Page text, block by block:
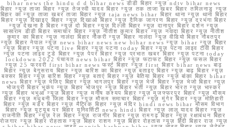
bihar news the hindu d d bihar news डीडी बिहार न्यूज़ ndtv bihar news
बिहार न्यूज़ ताजा बिहार न्यूज़ तेजस्वी यादव बिहार न्यूज़ तक ताजा खबर बिहार तमिलनाडु न्यूज़
बिहार का न्यूज़ ताजा खबर ताजा बिहार न्यूज़ taja news bihar बिहार थाना न्यूज़ थाना बिहार
बिहार न्यूज़ दिखाइए बिहार न्यूज़ दिखाओ बिहार न्यूज़ दैनिक जागरण बिहार न्यूज़ दरभंगा बिहार
न्यूज़ देखना है बिहार न्यूज़ दो बिहार न्यूज़ दिल्ली बिहार न्यूज़ दानापुर बिहार दर्शन न्यूज़
सासाराम डीडी बिहार समाचार बिहार न्यूज़ नीतीश कुमार बिहार न्यूज़ नवादा बिहार न्यूज़ नीतीश
कुमार का बिहार न्यूज़ नालंदा बिहार नौकरी न्यूज़ बिहार नालंदा न्यूज़ वीडियो बिहार नौबतपुर
न्यूज़ बिहार नेपाल न्यूज़ news bihar news new bihar news न्यूज़ bihar न्यूज़ बिहार
न्यूज़ बिहार न्यूज़ पटना live बिहार न्यूज़ पटना today बिहार न्यूज़ पटना लाइव टीवी बिहार
न्यूज़ पटना लाइव टुडे बिहार न्यूज़ पेपर बिहार न्यूज़ प्रभात खबर बिहार न्यूज़ पटना today
lockdown 2022 पंचायत news bihar बिहार न्यूज़ फटाफट बिहार न्यूज़ फसल बिहार
न्यूज़ 25 फरवरी first bihar news फर्स्ट बिहार न्यूज़ first बिहार bihar news बाढ़
बिहार न्यूज़ बेगूसराय बिहार न्यूज़ बारिश का बिहार न्यूज़ बताइए बिहार न्यूज़ बाढ़ बिहार न्यूज़
बक्सर बिहार न्यूज़ बारिश बिहार न्यूज़ बताएं बिहार न्यूज़ बेतिया बिहार न्यूज़ बांका बिहार bihar
news बिहार न्यूज़ भेजिए बिहार न्यूज़ भागलपुर बिहार न्यूज़ भेजें बिहार न्यूज़ भेजो बिहार न्यूज़
भोजपुरी बिहार भूकंप न्यूज़ बिहार भोजपुर न्यूज़ बिहार भर्ती न्यूज़ बिहार भारत न्यूज़ भास्कर
न्यूज़ बिहार भभुआ न्यूज़ बिहार न्यूज़ मनीष कश्यप बिहार न्यूज़ मुजफ्फरपुर बिहार न्यूज़ मौसम
बिहार न्यूज़ मधुबनी जिला बिहार न्यूज़ मौसम समाचार बिहार न्यूज़ मुंगेर बिहार न्यूज़ मोतिहारी
बिहार न्यूज़ मर्डर बिहार न्यूज़ मैट्रिक बिहार न्यूज़ मंदिर hindi news bihar मौसम विभाग
बिहार न्यूज़ यूट्यूब पर बिहार यूनिवर्सिटी news hindi बिहार न्यूज़ लालू यादव बिहार न्यूज़
राजनीति बिहार न्यूज़ रेल बिहार न्यूज़ राजगीर बिहार न्यूज़ रामगढ़ बिहार न्यूज़ रक्षाबंधन बिहार
रोजगार न्यूज़ बिहार रोहतास न्यूज़ बिहार राशन न्यूज़ बिहार रोहतास न्यूज़ हिंदी बिहार राज न्यूज़